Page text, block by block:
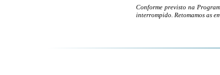
Conforme previsto na
interrompido. Retomamos as